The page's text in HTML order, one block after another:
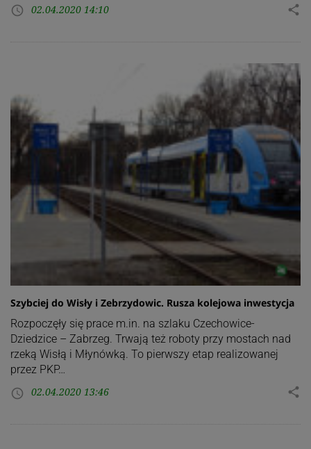
access_time 02.04.2020 14:10 share
Szybciej do Wisły i Zebrzydowic. Rusza kolejowa inwestycja
Rozpoczęły się prace m.in. na szlaku Czechowice-
Dziedzice – Zabrzeg. Trwają też roboty przy mostach nad
rzeką Wisłą i Młynówką. To pierwszy etap realizowanej
przez PKP…
access_time 02.04.2020 13:46 share